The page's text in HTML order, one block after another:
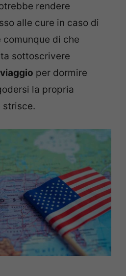
rendere
alle cure in caso di
comunque di che
sottoscrivere
per dormire
la propria
strisce.